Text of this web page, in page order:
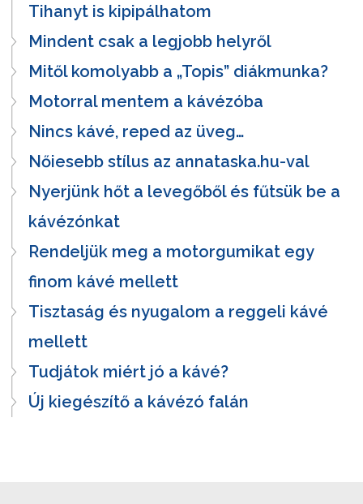
Tihanyt is kipipálhatom
Mindent csak a legjobb helyről
Mitől komolyabb a „Topis” diákmunka?
Motorral mentem a kávézóba
Nincs kávé, reped az üveg…
Nőiesebb stílus az annataska.hu-val
Nyerjünk hőt a levegőből és fűtsük be a
kávézónkat
Rendeljük meg a motorgumikat egy
finom kávé mellett
Tisztaság és nyugalom a reggeli kávé
mellett
Tudjátok miért jó a kávé?
Új kiegészítő a kávézó falán